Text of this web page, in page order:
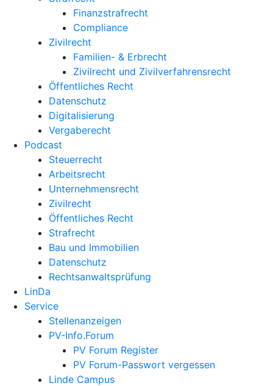
Finanzstrafrecht
Compliance
Zivilrecht
Familien- & Erbrecht
Zivilrecht und Zivilverfahrensrecht
Öffentliches Recht
Datenschutz
Digitalisierung
Vergaberecht
Podcast
Steuerrecht
Arbeitsrecht
Unternehmens­recht
Zivilrecht
Öffentliches Recht
Strafrecht
Bau und Immobilien
Datenschutz
Rechtsanwalts­prüfung
LinDa
Service
Stellenanzeigen
PV-Info.Forum
PV Forum Register
PV Forum-Passwort vergessen
Linde Campus